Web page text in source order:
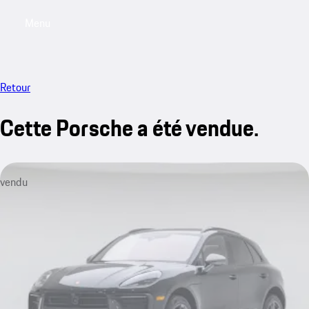
Retour
Cette Porsche a été vendue.
vendu